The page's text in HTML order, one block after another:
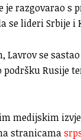
je razgovarao s
se lideri Srbije i
Lavrov se
podršku Rusije
medijskim
stranicama